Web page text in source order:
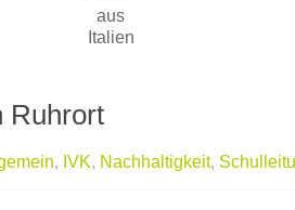
aus
Italien
Ruhrort
, IVK, Nachhaltigkeit,